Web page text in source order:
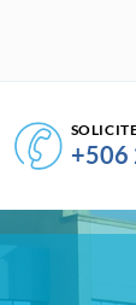
+506